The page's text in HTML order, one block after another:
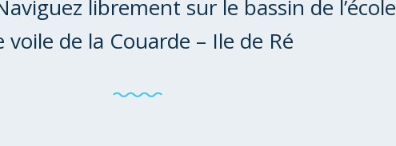
librement sur le bassin de l’école
voile de la Couarde – Ile de Ré